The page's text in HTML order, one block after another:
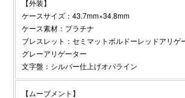
【外装】
ケースサイズ：43.7mm×34.8mm
ケース素材：プラチナ
ブレスレット：セミマットボルドーレッドアリゲ
グレーアリゲーター
文字盤：シルバー仕上げオパライン
【ムーブメント】